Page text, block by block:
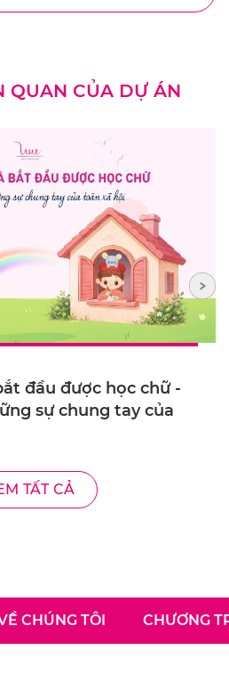
QUAN CỦA DỰ ÁN
đầu được học chữ -
sự chung tay của
TẤT CẢ
CHÚNG TÔI CHƯƠNG